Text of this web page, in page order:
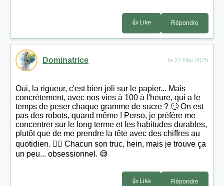
👍 Like Répondre
Dominatrice le 22 Mai 2025
Oui, la rigueur, c'est bien joli sur le papier... Mais
concrètement, avec nos vies à 100 à l'heure, qui a le
temps de peser chaque gramme de sucre ? 🙄 On est
pas des robots, quand même ! Perso, je préfère me
concentrer sur le long terme et les habitudes durables,
plutôt que de me prendre la tête avec des chiffres au
quotidien. 🤷‍♀️ Chacun son truc, hein, mais je trouve ça
un peu... obsessionnel. 😅
👍 Like Répondre